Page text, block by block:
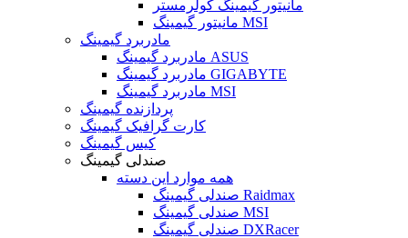
مانیتور گیمینگ کولرمستر
مانیتور گیمینگ MSI
مادربرد گیمینگ
مادربرد گیمینگ ASUS
مادربرد گیمینگ GIGABYTE
مادربرد گیمینگ MSI
پردازنده گیمینگ
کارت گرافیک گیمینگ
کیس گیمینگ
صندلی گیمینگ
همه موارد این دسته
صندلی گیمینگ Raidmax
صندلی گیمینگ MSI
صندلی گیمینگ DXRacer